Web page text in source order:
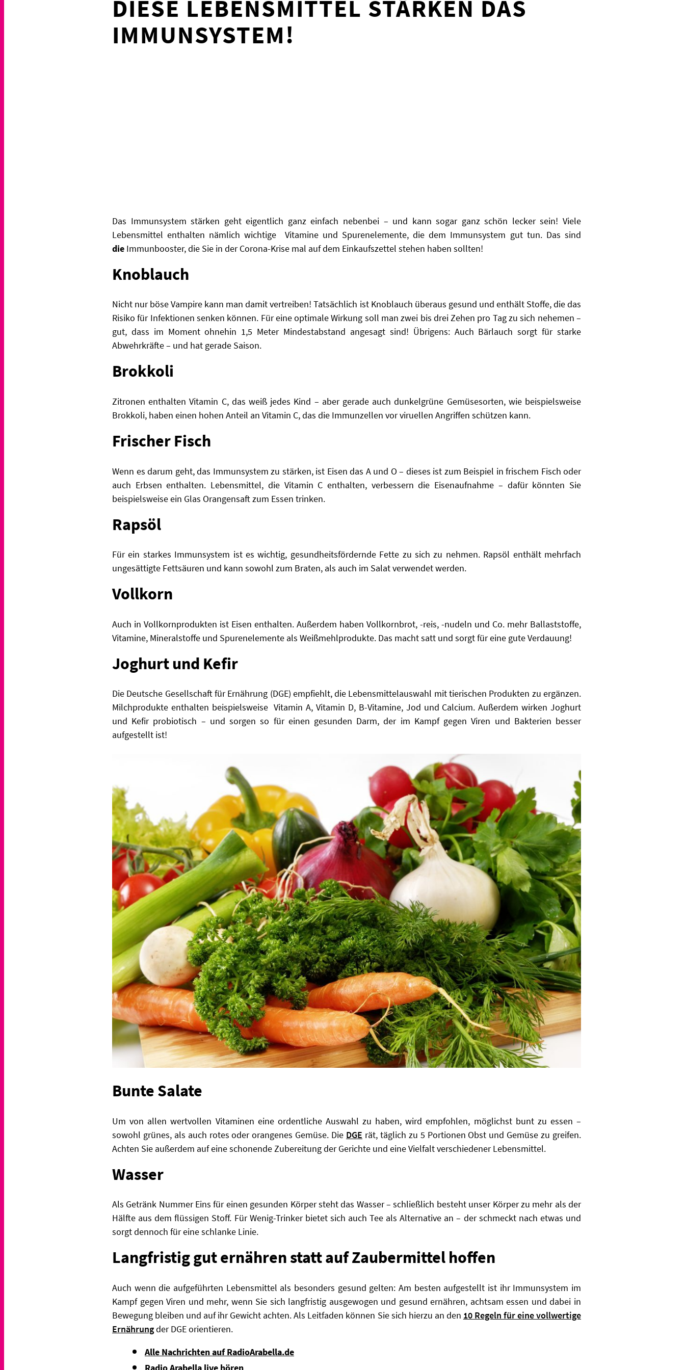
DIESE LEBENSMITTEL STÄRKEN DAS
IMMUNSYSTEM!
Das Immunsystem stärken geht eigentlich ganz einfach nebenbei – und kann sogar ganz schön lecker sein! Viele
Lebensmittel enthalten nämlich wichtige Vitamine und Spurenelemente, die dem Immunsystem gut tun. Das sind
die Immunbooster, die Sie in der Corona-Krise mal auf dem Einkaufszettel stehen haben sollten!
Knoblauch
Nicht nur böse Vampire kann man damit vertreiben! Tatsächlich ist Knoblauch überaus gesund und enthält Stoffe, die das
Risiko für Infektionen senken können. Für eine optimale Wirkung soll man zwei bis drei Zehen pro Tag zu sich nehemen –
gut, dass im Moment ohnehin 1,5 Meter Mindestabstand angesagt sind! Übrigens: Auch Bärlauch sorgt für starke
Abwehrkräfte – und hat gerade Saison.
Brokkoli
Zitronen enthalten Vitamin C, das weiß jedes Kind – aber gerade auch dunkelgrüne Gemüsesorten, wie beispielsweise
Brokkoli, haben einen hohen Anteil an Vitamin C, das die Immunzellen vor viruellen Angriffen schützen kann.
Frischer Fisch
Wenn es darum geht, das Immunsystem zu stärken, ist Eisen das A und O – dieses ist zum Beispiel in frischem Fisch oder
auch Erbsen enthalten. Lebensmittel, die Vitamin C enthalten, verbessern die Eisenaufnahme – dafür könnten Sie
beispielsweise ein Glas Orangensaft zum Essen trinken.
Rapsöl
Für ein starkes Immunsystem ist es wichtig, gesundheitsfördernde Fette zu sich zu nehmen. Rapsöl enthält mehrfach
ungesättigte Fettsäuren und kann sowohl zum Braten, als auch im Salat verwendet werden.
Vollkorn
Auch in Vollkornprodukten ist Eisen enthalten. Außerdem haben Vollkornbrot, -reis, -nudeln und Co. mehr Ballaststoffe,
Vitamine, Mineralstoffe und Spurenelemente als Weißmehlprodukte. Das macht satt und sorgt für eine gute Verdauung!
Joghurt und Kefir
Die Deutsche Gesellschaft für Ernährung (DGE) empfiehlt, die Lebensmittelauswahl mit tierischen Produkten zu ergänzen.
Milchprodukte enthalten beispielsweise Vitamin A, Vitamin D, B-Vitamine, Jod und Calcium. Außerdem wirken Joghurt
und Kefir probiotisch – und sorgen so für einen gesunden Darm, der im Kampf gegen Viren und Bakterien besser
aufgestellt ist!
Bunte Salate
Um von allen wertvollen Vitaminen eine ordentliche Auswahl zu haben, wird empfohlen, möglichst bunt zu essen –
sowohl grünes, als auch rotes oder orangenes Gemüse. Die DGE rät, täglich zu 5 Portionen Obst und Gemüse zu greifen.
Achten Sie außerdem auf eine schonende Zubereitung der Gerichte und eine Vielfalt verschiedener Lebensmittel.
Wasser
Als Getränk Nummer Eins für einen gesunden Körper steht das Wasser – schließlich besteht unser Körper zu mehr als der
Hälfte aus dem flüssigen Stoff. Für Wenig-Trinker bietet sich auch Tee als Alternative an – der schmeckt nach etwas und
sorgt dennoch für eine schlanke Linie.
Langfristig gut ernähren statt auf Zaubermittel hoffen
Auch wenn die aufgeführten Lebensmittel als besonders gesund gelten: Am besten aufgestellt ist ihr Immunsystem im
Kampf gegen Viren und mehr, wenn Sie sich langfristig ausgewogen und gesund ernähren, achtsam essen und dabei in
Bewegung bleiben und auf ihr Gewicht achten. Als Leitfaden können Sie sich hierzu an den 10 Regeln für eine vollwertige
ErnährungderDGE orientieren.
Alle Nachrichten auf RadioArabella.de
Radio Arabella live hören